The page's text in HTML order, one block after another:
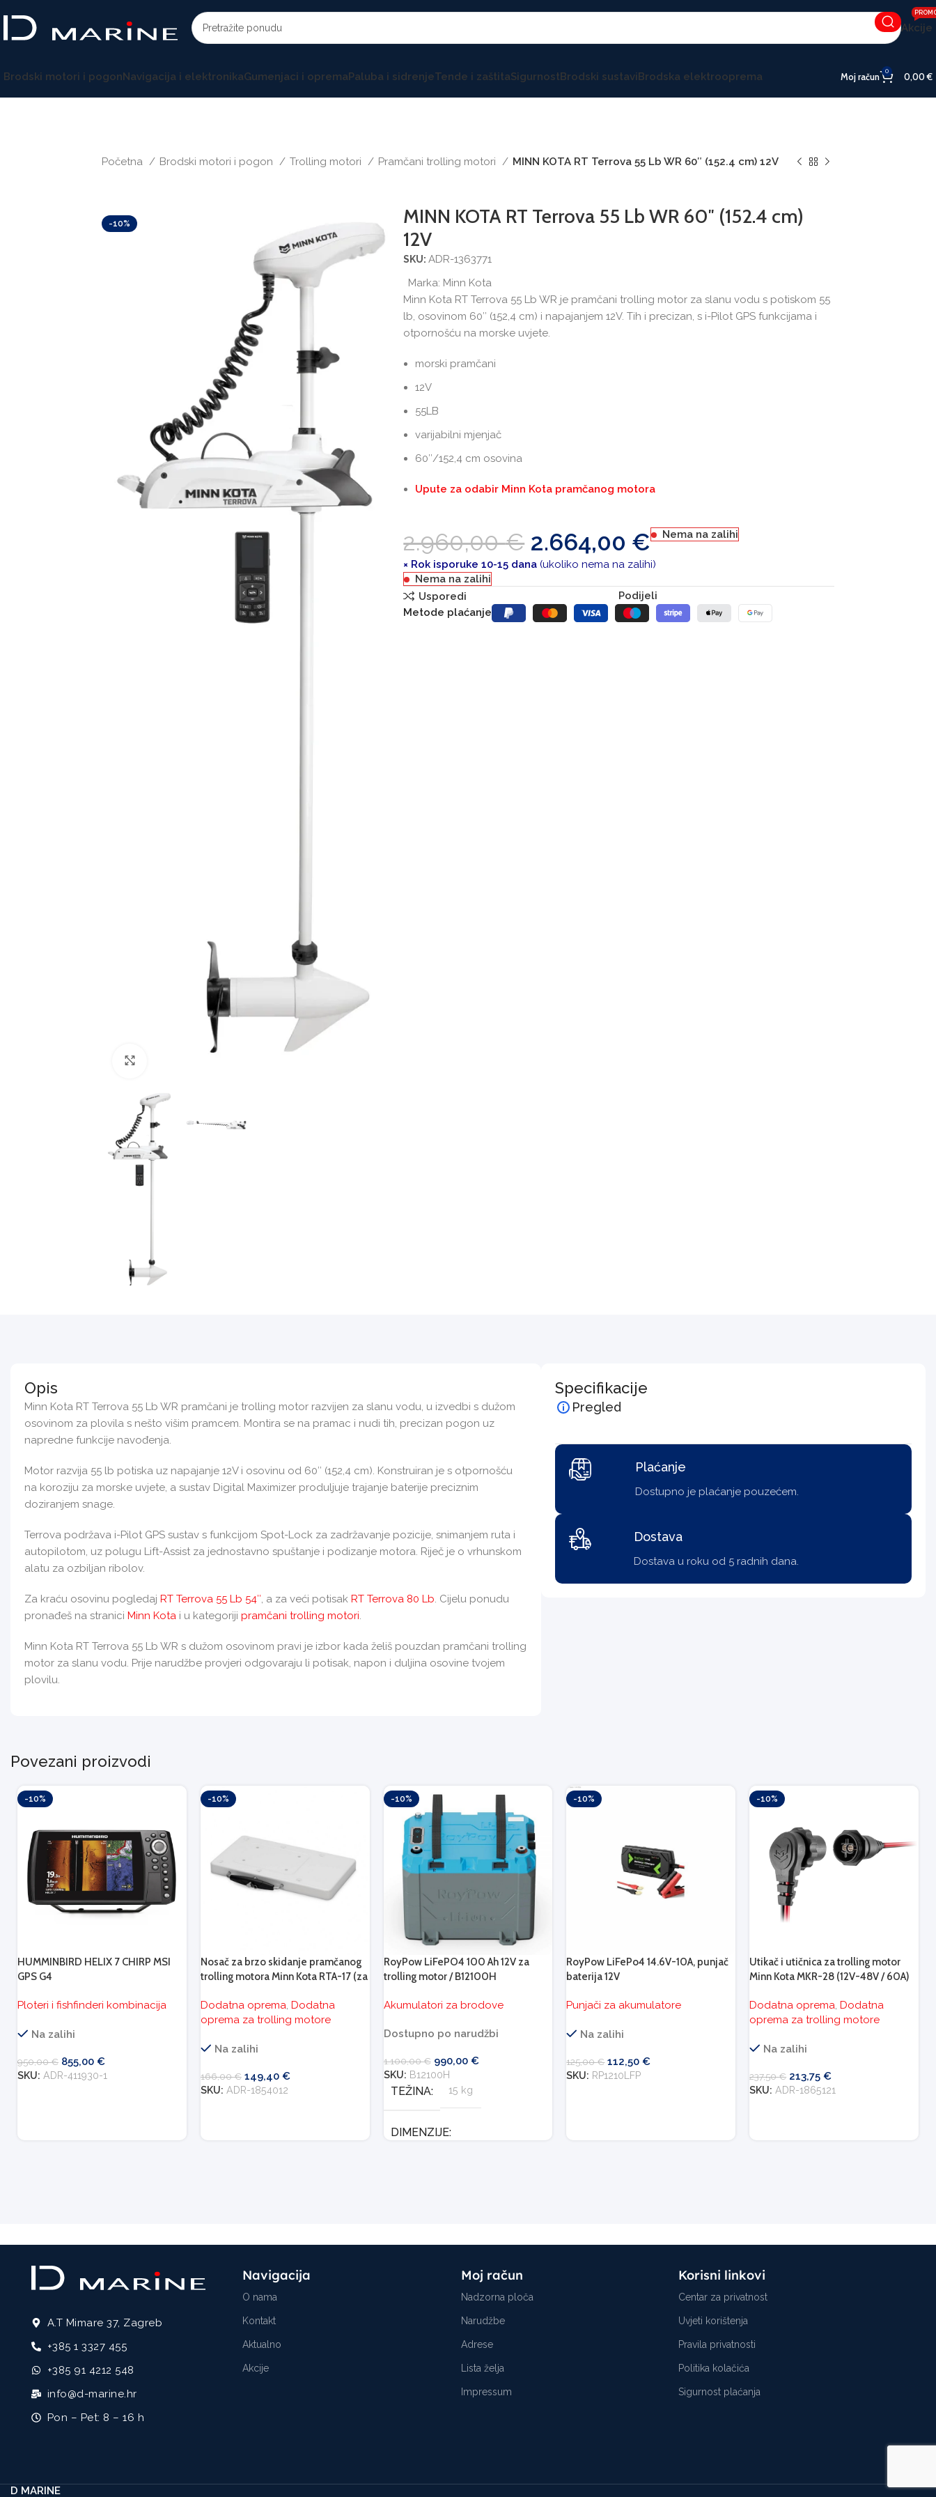
Akcije
Brodski motori i pogonNavigacija i elektronikaGumenjaci i opremaPaluba i sidrenjeTende i zaštitaSigurnostBrodski sustaviBrodska elektrooprema Moj račun 0 0,00€
Početna Brodski motori i pogon Trolling motori Pramčani trolling motori MINN KOTA RT Terrova 55 Lb WR 60″ (152.4 cm) 12V
-10%
MINN KOTA RT Terrova 55 Lb WR 60″ (152.4 cm)
12V
SKU:ADR-1363771
Marka: Minn Kota
Minn Kota RT Terrova 55 Lb WR je pramčani trolling motor za slanu vodu s potiskom 55
lb, osovinom 60″ (152,4 cm) i napajanjem 12V. Tih i precizan, s i-Pilot GPS funkcijama i
otpornošću na morske uvjete.
morski pramčani
12V
55LB
varijabilni mjenjač
60″/152,4 cm osovina
Upute za odabir Minn Kota pramčanog motora
2.960,00€ 2.664,00 € Nema na zalihi
× Rok isporuke 10-15 dana (ukoliko nema na zalihi)
Nema na zalihi
Usporedi
Podijeli
Metode plaćanje
Opis
Minn Kota RT Terrova 55 Lb WR pramčani je trolling motor razvijen za slanu vodu, u izvedbi s dužom
osovinom za plovila s nešto višim pramcem. Montira se na pramac i nudi tih, precizan pogon uz
napredne funkcije navođenja.
Motor razvija 55 lb potiska uz napajanje 12V i osovinu od 60″ (152,4 cm). Konstruiran je s otpornošću
na koroziju za morske uvjete, a sustav Digital Maximizer produljuje trajanje baterije preciznim
doziranjem snage.
Terrova podržava i-Pilot GPS sustav s funkcijom Spot-Lock za zadržavanje pozicije, snimanjem ruta i
autopilotom, uz polugu Lift-Assist za jednostavno spuštanje i podizanje motora. Riječ je o vrhunskom
alatu za ozbiljan ribolov.
Za kraću osovinu pogledaj RT Terrova 55 Lb 54″, a za veći potisak RT Terrova 80 Lb. Cijelu ponudu
pronađeš na stranici Minn Kota i u kategoriji pramčani trolling motori.
Minn Kota RT Terrova 55 Lb WR s dužom osovinom pravi je izbor kada želiš pouzdan pramčani trolling
motor za slanu vodu. Prije narudžbe provjeri odgovaraju li potisak, napon i duljina osovine tvojem
plovilu.
Specifikacije
Pregled
Plaćanje
Dostupno je plaćanje pouzećem.
Dostava
Dostava u roku od 5 radnih dana.
Povezani proizvodi
-10%
HUMMINBIRD HELIX 7 CHIRP MSI
GPS G4
Ploteri i fishfinderi kombinacija
Na zalihi
950,00€ 855,00 €
SKU: ADR-411930-1
-10%
Nosač za brzo skidanje pramčanog
trolling motora Minn Kota RTA-17 (za
Dodatna oprema, Dodatna
oprema za trolling motore
Na zalihi
166,00€ 149,40 €
SKU: ADR-1854012
-10%
RoyPow LiFePO4 100 Ah 12V za
trolling motor / B12100H
Akumulatori za brodove
Dostupno po narudžbi
1.100,00€ 990,00 €
SKU: B12100H
TEŽINA 15 kg
DIMENZIJE
-10%
RoyPow LiFePo4 14.6V-10A, punjač
baterija 12V
Punjači za akumulatore
Na zalihi
125,00€ 112,50€
SKU: RP1210LFP
-10%
Utikač i utičnica za trolling motor
Minn Kota MKR-28 (12V-48V / 60A)
Dodatna oprema,Dodatna
oprema za trolling motore
Na zalihi
237,50€ 213,75€
SKU: ADR-1865121
A.T Mimare 37, Zagreb
+385 1 3327 455
+385 91 4212 548
info@d-marine.hr
Pon – Pet: 8 – 16 h
Navigacija
O nama
Kontakt
Aktualno
Akcije
Moj račun
Nadzorna ploča
Narudžbe
Adrese
Lista želja
Impressum
Korisni linkovi
Centar za privatnost
Uvjeti korištenja
Pravila privatnosti
Politika kolačića
Sigurnost plaćanja
D MARINE